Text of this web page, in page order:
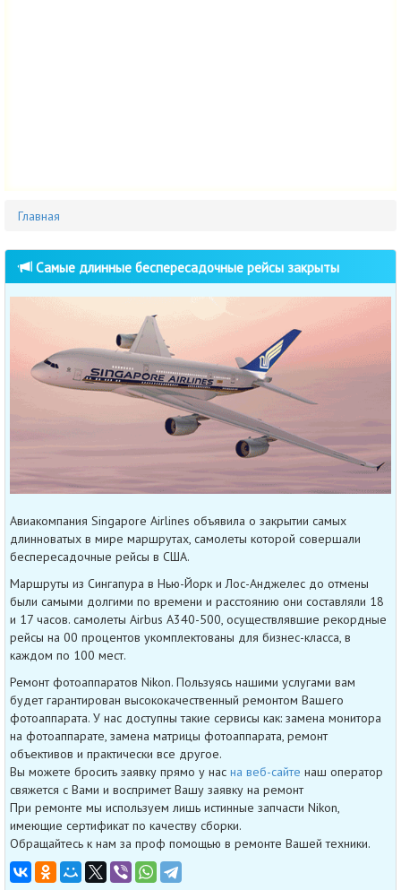
Главная
Cамые длинные беспересадочные рейсы закрыты
Авиакомпания Singapore Airlines объявила о закрытии самых
длинноватых в мире маршрутах, самолеты которой совершали
беспересадочные рейсы в США.
Маршруты из Сингапура в Нью-Йорк и Лос-Анджелес до отмены
были самыми долгими по времени и расстоянию они составляли 18
и 17 часов. самолеты Airbus A340-500, осуществлявшие рекордные
рейсы на 00 процентов укомплектованы для бизнес-класса, в
каждом по 100 мест.
Ремонт фотоаппаратов Nikon. Пользуясь нашими услугами вам
будет гарантирован высококачественный ремонтом Вашего
фотоаппарата. У нас доступны такие сервисы как: замена монитора
на фотоаппарате, замена матрицы фотоаппарата, ремонт
объективов и практически все другое.
Вы можете бросить заявку прямо у нас на веб-сайте наш оператор
свяжется с Вами и воспримет Вашу заявку на ремонт
При ремонте мы используем лишь истинные запчасти Nikon,
имеющие сертификат по качеству сборки.
Обращайтесь к нам за проф помощью в ремонте Вашей техники.